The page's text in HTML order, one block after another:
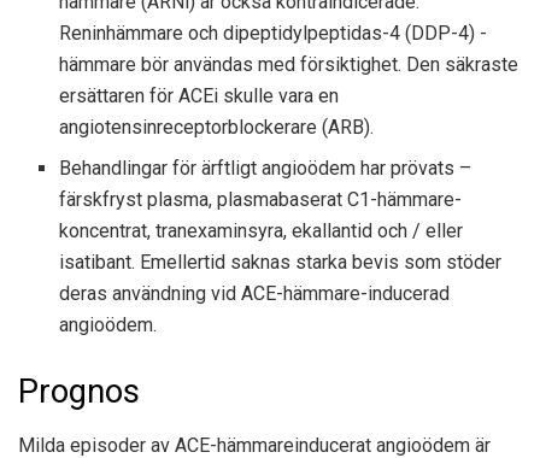
Reninhämmare och dipeptidylpeptidas-4 (DDP-4) -
hämmare bör användas med försiktighet. Den säkraste
ersättaren för ACEi skulle vara en
angiotensinreceptorblockerare (ARB).
Behandlingar för ärftligt angioödem har prövats –
färskfryst plasma, plasmabaserat C1-hämmare-
koncentrat, tranexaminsyra, ekallantid och / eller
isatibant. Emellertid saknas starka bevis som stöder
deras användning vid ACE-hämmare-inducerad
angioödem.
Prognos
Milda episoder av ACE-hämmareinducerat angioödem är